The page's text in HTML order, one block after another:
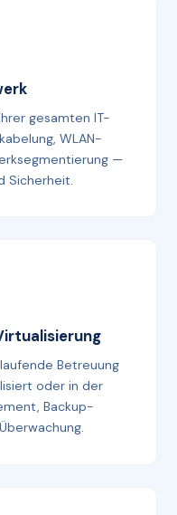
gesamten IT-
WLAN-
—
Sicherheit.
Betreuung
oder in der
Backup-